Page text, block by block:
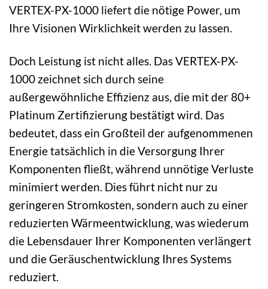
VERTEX-PX-1000 liefert die nötige Power, um
Ihre Visionen Wirklichkeit werden zu lassen.
Doch Leistung ist nicht alles. Das VERTEX-PX-
1000 zeichnet sich durch seine
außergewöhnliche Effizienz aus, die mit der 80+
Platinum Zertifizierung bestätigt wird. Das
bedeutet, dass ein Großteil der aufgenommenen
Energie tatsächlich in die Versorgung Ihrer
Komponenten fließt, während unnötige Verluste
minimiert werden. Dies führt nicht nur zu
geringeren Stromkosten, sondern auch zu einer
reduzierten Wärmeentwicklung, was wiederum
die Lebensdauer Ihrer Komponenten verlängert
und die Geräuschentwicklung Ihres Systems
reduziert.